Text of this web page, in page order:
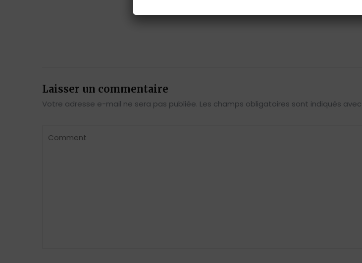
Laisser un commentaire
Votre adresse e-mail ne sera pas publiée. Les champs obligatoires sont indiqués avec